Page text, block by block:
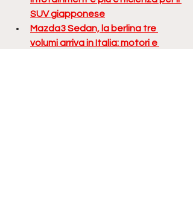
SUV giapponese
Mazda3 Sedan, la berlina tre
volumi arriva in Italia: motori e